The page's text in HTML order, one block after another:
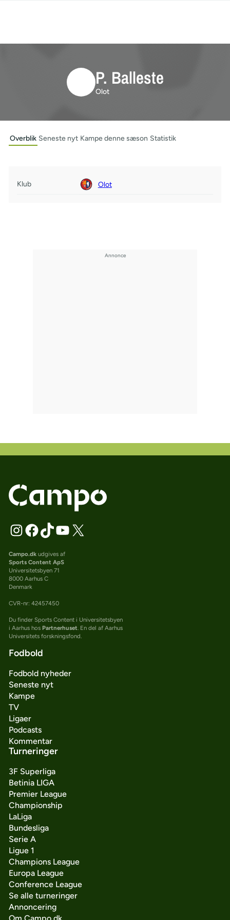
P. Balleste
Olot
Overblik Seneste nyt Kampe denne sæson Statistik
Klub Olot
Campo.dkudgives af
Sports Content ApS
Universitetsbyen 71
8000 Aarhus C
Denmark
CVR-nr: 42457450
Du finder Sports Content i Universitetsbyen
i Aarhus hos Partnerhuset. En del af Aarhus
Universitets forskningsfond.
Fodbold
Fodbold nyheder
Seneste nyt
Kampe
TV
Ligaer
Podcasts
Kommentar
Turneringer
3F Superliga
Betinia LIGA
Premier League
Championship
LaLiga
Bundesliga
Serie A
Ligue 1
Champions League
Europa League
Conference League
Se alle turneringer
Annoncering